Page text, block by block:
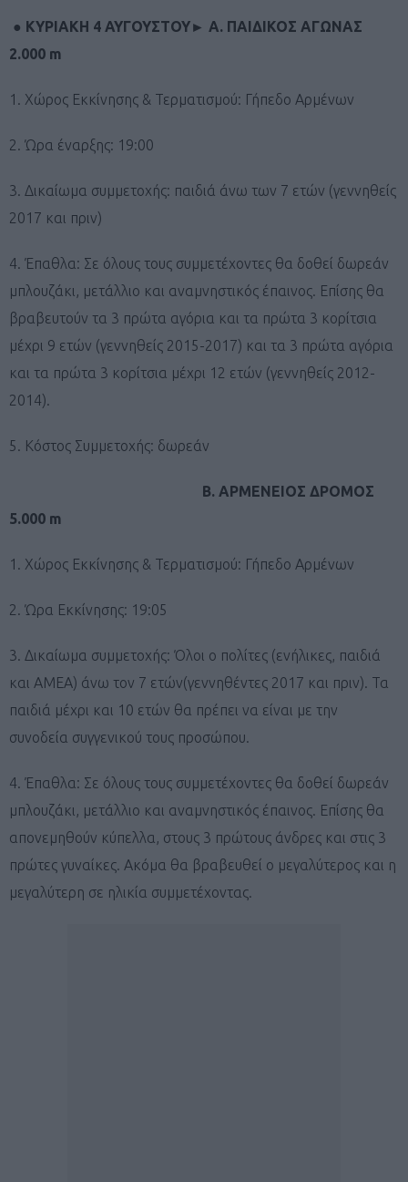
● ΚΥΡΙΑΚΗ 4 ΑΥΓΟΥΣΤΟΥ► Α. ΠΑΙΔΙΚΟΣ ΑΓΩΝΑΣ
2.000 m
1. Χώρος Εκκίνησης & Τερματισμού: Γήπεδο Αρμένων
2. Ώρα έναρξης: 19:00
3. Δικαίωμα συμμετοχής: παιδιά άνω των 7 ετών (γεννηθείς
2017 και πριν)
4. Έπαθλα: Σε όλους τους συμμετέχοντες θα δοθεί δωρεάν
μπλουζάκι, μετάλλιο και αναμνηστικός έπαινος. Επίσης θα
βραβευτούν τα 3 πρώτα αγόρια και τα πρώτα 3 κορίτσια
μέχρι 9 ετών (γεννηθείς 2015-2017) και τα 3 πρώτα αγόρια
και τα πρώτα 3 κορίτσια μέχρι 12 ετών (γεννηθείς 2012-
2014).
5. Κόστος Συμμετοχής: δωρεάν
Β. ΑΡΜΕΝΕΙΟΣ ΔΡΟΜΟΣ
5.000 m
1. Χώρος Εκκίνησης & Τερματισμού: Γήπεδο Αρμένων
2. Ώρα Εκκίνησης: 19:05
3. Δικαίωμα συμμετοχής: Όλοι ο πολίτες (ενήλικες, παιδιά
και ΑΜΕΑ) άνω τον 7 ετών(γεννηθέντες 2017 και πριν). Τα
παιδιά μέχρι και 10 ετών θα πρέπει να είναι με την
συνοδεία συγγενικού τους προσώπου.
4. Έπαθλα: Σε όλους τους συμμετέχοντες θα δοθεί δωρεάν
μπλουζάκι, μετάλλιο και αναμνηστικός έπαινος. Επίσης θα
απονεμηθούν κύπελλα, στους 3 πρώτους άνδρες και στις 3
πρώτες γυναίκες. Ακόμα θα βραβευθεί ο μεγαλύτερος και η
μεγαλύτερη σε ηλικία συμμετέχοντας.